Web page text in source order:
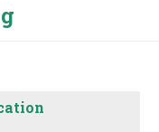
и называют
группы
цыгане